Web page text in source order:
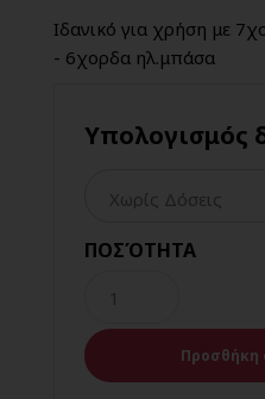
Ιδανικό για χρήση με
- 6χορδα ηλ.μπάσα
Υπολογισμός
ΠΟΣΌΤΗΤΑ